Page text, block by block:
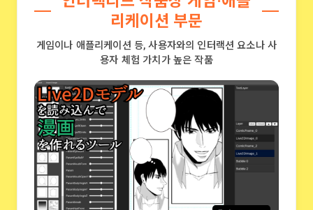
리케이션 부문
게임이나 애플리케이션 등, 사용자와의 인터랙션 요소나 사
용자 체험 가치가 높은 작품